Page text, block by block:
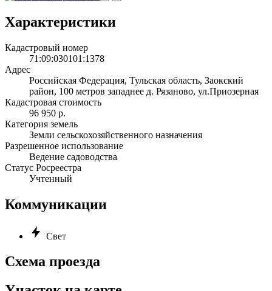
Характеристики
Кадастровый номер
71:09:030101:1378
Адрес
Российская Федерация, Тульская область, Заокский
район, 100 метров западнее д. Рязаново, ул.Приозерная
Кадастровая стоимость
96 950 р.
Категория земель
Земли сельскохозяйственного назначения
Разрешенное использование
Ведение садоводства
Статус Росреестра
Учтенный
Коммуникации
Свет
Схема проезда